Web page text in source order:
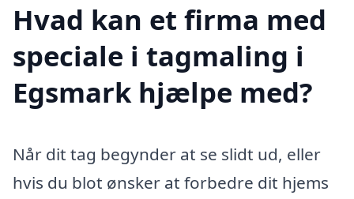
Hvad kan et firma med
speciale i tagmaling i
Egsmark hjælpe med?
Når dit tag begynder at se slidt ud, eller
hvis du blot ønsker at forbedre dit hjems